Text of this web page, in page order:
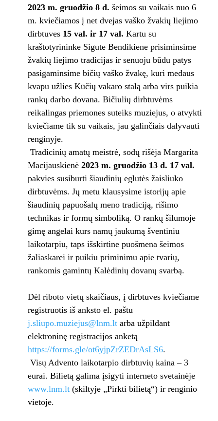
2023 m. gruodžio 8 d. šeimos su vaikais nuo 6
m. kviečiamos į net dvejas vaško žvakių liejimo
dirbtuves 15 val. ir 17 val. Kartu su
kraštotyrininke Sigute Bendikiene prisiminsime
žvakių liejimo tradicijas ir senuoju būdu patys
pasigaminsime bičių vaško žvakę, kuri medaus
kvapu užlies Kūčių vakaro stalą arba virs puikia
rankų darbo dovana. Bičiulių dirbtuvėms
reikalingas priemones suteiks muziejus, o atvykti
kviečiame tik su vaikais, jau galinčiais dalyvauti
renginyje.
Tradicinių amatų meistrė, sodų rišėja Margarita
Macijauskienė 2023 m. gruodžio 13 d. 17 val.
pakvies susiburti šiaudinių eglutės žaisliuko
dirbtuvėms. Jų metu klausysime istorijų apie
šiaudinių papuošalų meno tradiciją, rišimo
technikas ir formų simboliką. O rankų šilumoje
gimę angelai kurs namų jaukumą šventiniu
laikotarpiu, taps išskirtine puošmena šeimos
žaliaskarei ir puikiu priminimu apie tvarių,
rankomis gamintų Kalėdinių dovanų svarbą.
Dėl riboto vietų skaičiaus, į dirbtuves kviečiame
registruotis iš anksto el. paštu
j.sliupo.muziejus@lnm.lt arba užpildant
elektroninę registracijos anketą
https://forms.gle/ot6yjpZrZEDrAsLS6.
Visų Advento laikotarpio dirbtuvių kaina – 3
eurai. Bilietą galima įsigyti interneto svetainėje
www.lnm.lt(skiltyje „Pirkti bilietą“) ir renginio
vietoje.